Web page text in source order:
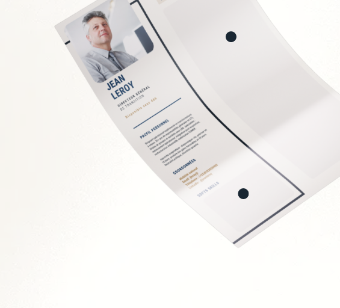
Soft Skills
Sens de la
Rigueur analytique
Vision stratégique et
Capacité à travailler
achats et panel fournisseurs
et gestion des contrats
directs et indirects
des risques fournisseurs
achats et économies